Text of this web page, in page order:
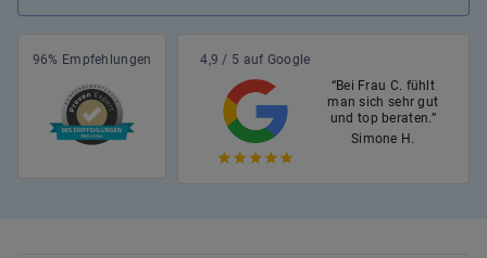
96% Empfehlungen
4,9 / 5 auf Google
“Bei Frau C. fühlt
man sich sehr gut
und top beraten.”
Simone H.